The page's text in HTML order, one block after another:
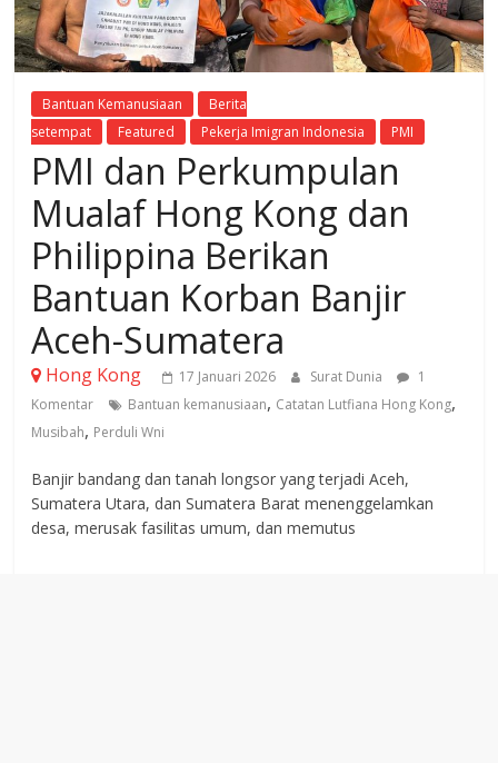
Bantuan Kemanusiaan
Berita
setempat
Featured Pekerja Imigran Indonesia PMI
PMI dan Perkumpulan
Mualaf Hong Kong dan
Philippina Berikan
Bantuan Korban Banjir
Aceh-Sumatera
Hong Kong 17 Januari 2026 Surat Dunia
1
Komentar
Bantuan kemanusiaan, Catatan Lutfiana Hong Kong,
Musibah, Perduli Wni
Banjir bandang dan tanah longsor yang terjadi Aceh,
Sumatera Utara, dan Sumatera Barat menenggelamkan
desa, merusak fasilitas umum, dan memutus